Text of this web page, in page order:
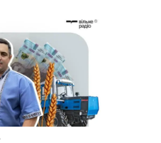
ВА Донецької...